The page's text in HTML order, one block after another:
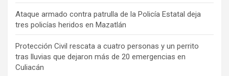
Ataque armado contra patrulla de la Policía Estatal deja
tres policías heridos en Mazatlán
Protección Civil rescata a cuatro personas y un perrito
tras lluvias que dejaron más de 20 emergencias en
Culiacán